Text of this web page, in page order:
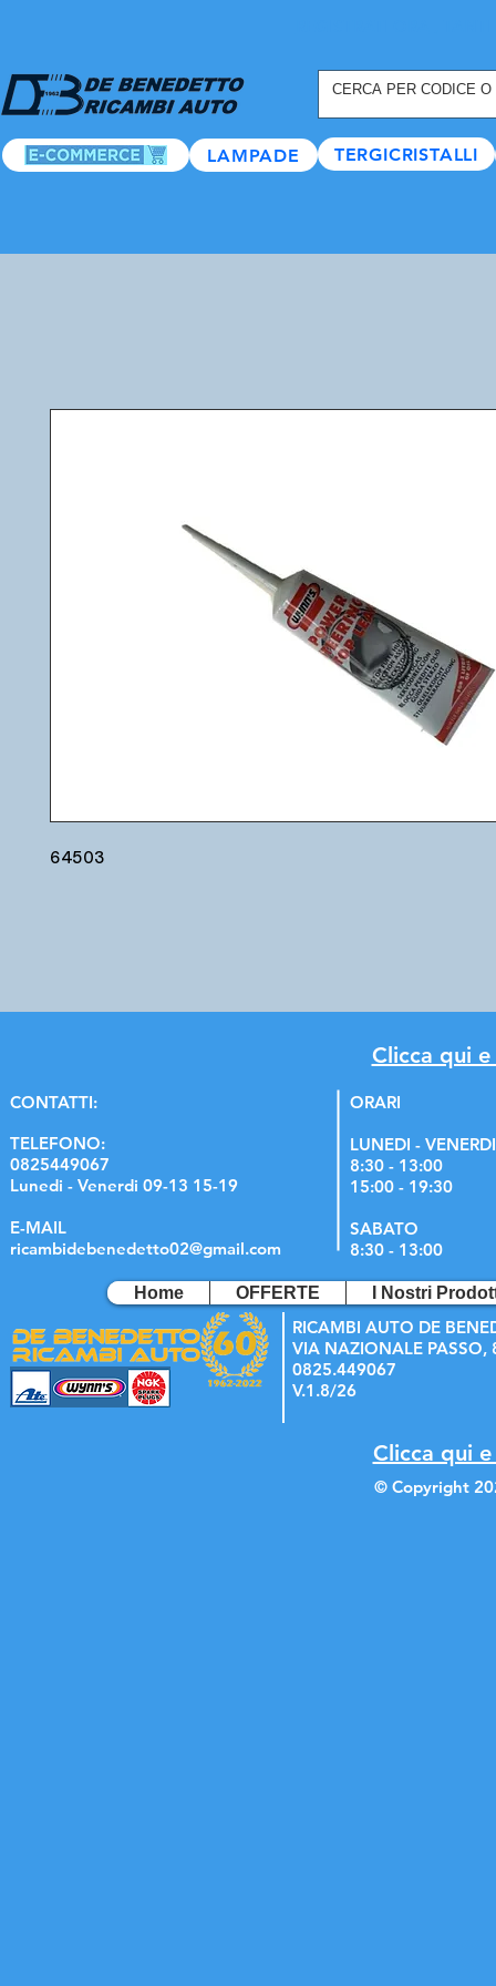
LAMPADE TERGICRISTALLI
64503
Clicca qui
CONTATTI:
TELEFONO:
0825449067
Lunedi - Venerdi 09-13 15-19
E-MAIL
ricambidebenedetto02@gmail.com
ORARI
LUNEDI - VENERDI
8:30 - 13:00
15:00 - 19:30
SABATO
8:30 - 13:00
Home OFFERTE I Nostri
RICAMBI AUTO DE
VIA NAZIONALE PASSO,
0825.449067
V.1.8/26
Clicca qui
© Copyright